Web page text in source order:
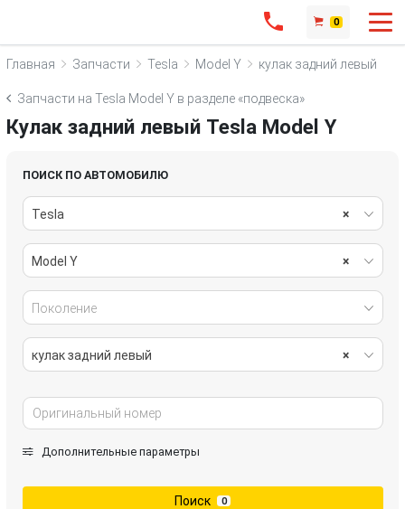
0
Главная Запчасти Tesla Model Y кулак задний левый
Запчасти на Tesla Model Y в разделе «подвеска»
Кулак задний левый Tesla Model Y
ПОИСК ПО АВТОМОБИЛЮ
×
Tesla
×
Model Y
Поколение
×
кулак задний левый
Дополнительные параметры
Поиск 0